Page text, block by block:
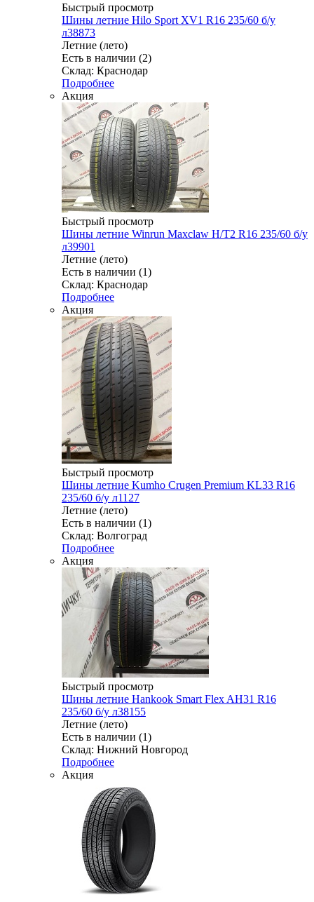
Быстрый просмотр
Шины летние Hilo Sport XV1 R16 235/60 б/у
л38873
Летние (лето)
Есть в наличии (2)
Склад: Краснодар
Подробнее
Акция
Быстрый просмотр
Шины летние Winrun Maxclaw H/T2 R16 235/60 б/у
л39901
Летние (лето)
Есть в наличии (1)
Склад: Краснодар
Подробнее
Акция
Быстрый просмотр
Шины летние Kumho Crugen Premium KL33 R16
235/60 б/у л1127
Летние (лето)
Есть в наличии (1)
Склад: Волгоград
Подробнее
Акция
Быстрый просмотр
Шины летние Hankook Smart Flex AH31 R16
235/60 б/у л38155
Летние (лето)
Есть в наличии (1)
Склад: Нижний Новгород
Подробнее
Акция